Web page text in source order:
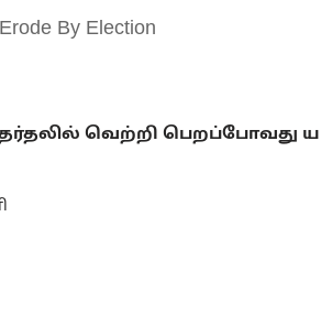
By Election
வெற்றி பெறப்போவது